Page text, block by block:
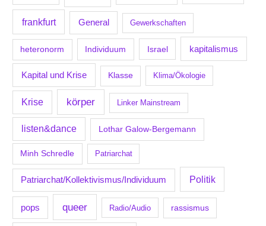
frankfurt General Gewerkschaften
heteronorm Individuum Israel kapitalismus
Kapital und Krise Klasse Klima/Ökologie
Krise körper Linker Mainstream
listen&dance Lothar Galow-Bergemann
Minh Schredle Patriarchat
Patriarchat/Kollektivismus/Individuum Politik
pops queer Radio/Audio rassismus